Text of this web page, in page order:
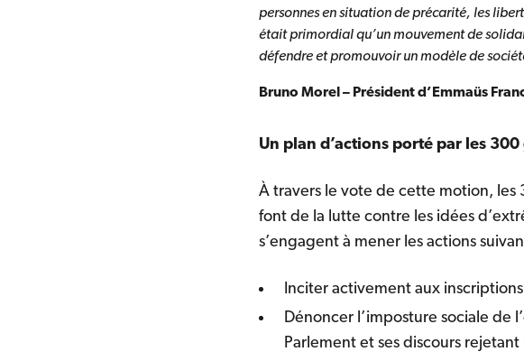
personnes en situation de précarité, les
était primordial qu’un mouvement de
défendre et promouvoir un modèle de
Bruno Morel – Président d’Emmaüs
Un plan d’actions porté par les
À travers le vote de cette motion,
font de la lutte contre les idées
s’engagent à mener les actions
Inciter activement aux
Dénoncer l’imposture sociale de
Parlement et ses discours